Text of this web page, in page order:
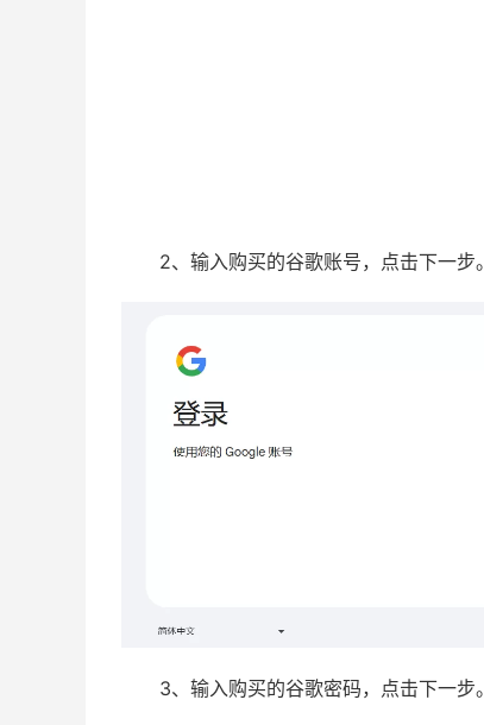
2、输入购买的谷歌账号，点击下一步。
3、输入购买的谷歌密码，点击下一步。